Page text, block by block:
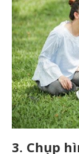
3. Chụp